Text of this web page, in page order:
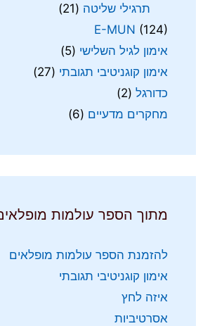
תרגילי שליטה (21)
E-MUN (124)
אימון לגיל השלישי (5)
אימון קוגניטיבי תגובתי (27)
כדורגל (2)
מחקרים מדעיים (6)
מתוך הספר עולמות
להזמנת הספר עולמות מופלאים
אימון קוגניטיבי תגובתי
איזה לחץ
אסרטיביות